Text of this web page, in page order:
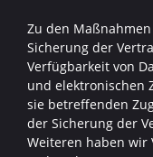
Zu den
Sicherung der
Verfügbarkeit von
und elektronischen
sie betreffenden
der Sicherung der
Weiteren haben wir